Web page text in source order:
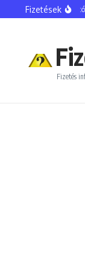
Ugrás a tartalomhoz
Fizetések
keres egy celebfotós?
Fizetés